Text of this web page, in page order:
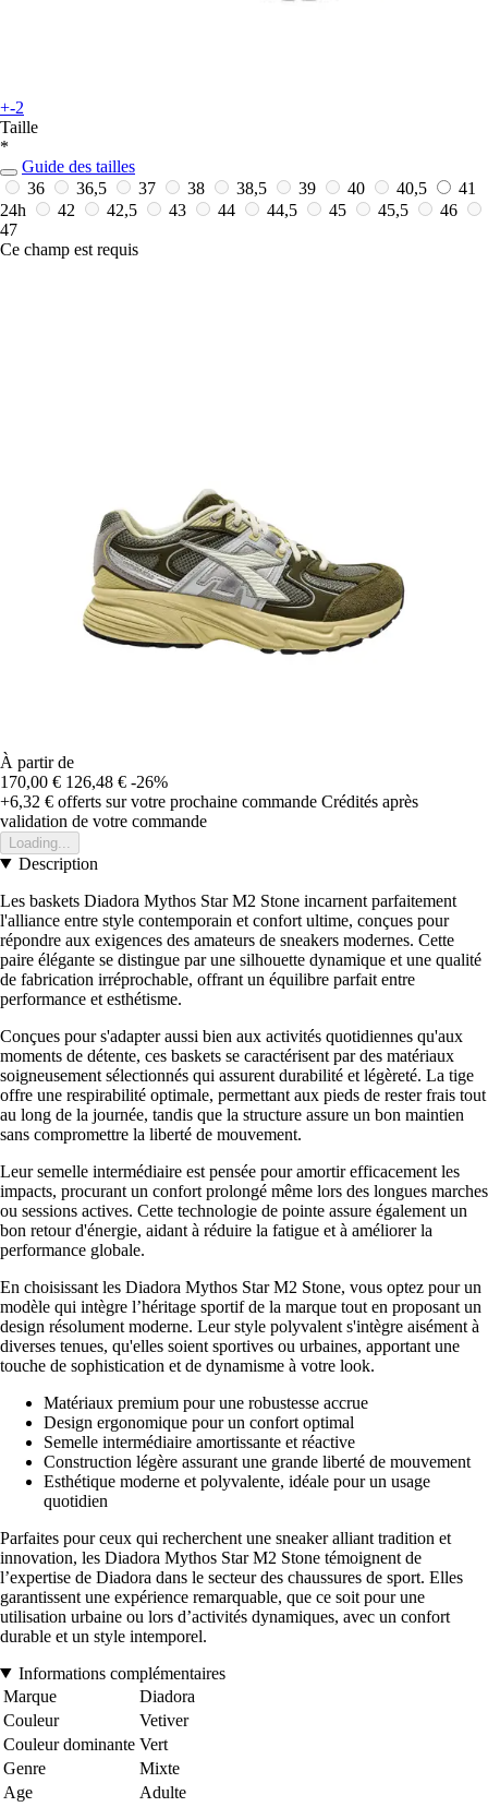
+-2
Taille
*
Guide des tailles
36
36,5 37 38 38,5 39 40 40,5
41
24h
42 42,5 43 44 44,5 45 45,5
46
47
Ce champ est requis
À partir de
170,00 € 126,48 € -26%
+6,32 € offerts sur votre prochaine commande Crédités après
validation de votre commande
Loading...
Description
Les baskets Diadora Mythos Star M2 Stone incarnent parfaitement
l'alliance entre style contemporain et confort ultime, conçues pour
répondre aux exigences des amateurs de sneakers modernes. Cette
paire élégante se distingue par une silhouette dynamique et une qualité
de fabrication irréprochable, offrant un équilibre parfait entre
performance et esthétisme.
Conçues pour s'adapter aussi bien aux activités quotidiennes qu'aux
moments de détente, ces baskets se caractérisent par des matériaux
soigneusement sélectionnés qui assurent durabilité et légèreté. La tige
offre une respirabilité optimale, permettant aux pieds de rester frais tout
au long de la journée, tandis que la structure assure un bon maintien
sans compromettre la liberté de mouvement.
Leur semelle intermédiaire est pensée pour amortir efficacement les
impacts, procurant un confort prolongé même lors des longues marches
ou sessions actives. Cette technologie de pointe assure également un
bon retour d'énergie, aidant à réduire la fatigue et à améliorer la
performance globale.
En choisissant les Diadora Mythos Star M2 Stone, vous optez pour un
modèle qui intègre l’héritage sportif de la marque tout en proposant un
design résolument moderne. Leur style polyvalent s'intègre aisément à
diverses tenues, qu'elles soient sportives ou urbaines, apportant une
touche de sophistication et de dynamisme à votre look.
Matériaux premium pour une robustesse accrue
Design ergonomique pour un confort optimal
Semelle intermédiaire amortissante et réactive
Construction légère assurant une grande liberté de mouvement
Esthétique moderne et polyvalente, idéale pour un usage
quotidien
Parfaites pour ceux qui recherchent une sneaker alliant tradition et
innovation, les Diadora Mythos Star M2 Stone témoignent de
l’expertise de Diadora dans le secteur des chaussures de sport. Elles
garantissent une expérience remarquable, que ce soit pour une
utilisation urbaine ou lors d’activités dynamiques, avec un confort
durable et un style intemporel.
Informations complémentaires
Marque
Diadora
Couleur
Vetiver
Couleur dominante Vert
Genre
Mixte
Age
Adulte